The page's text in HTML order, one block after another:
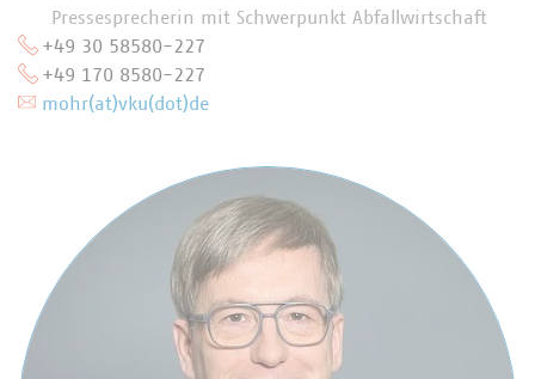
Pressesprecherin mit Schwerpunkt Abfallwirtschaft
+49 30 58580-227
+49 170 8580-227
mohr(at)vku(dot)de